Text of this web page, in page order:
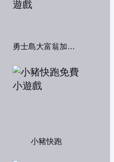
勇士島大富翁加強版
小豬快跑